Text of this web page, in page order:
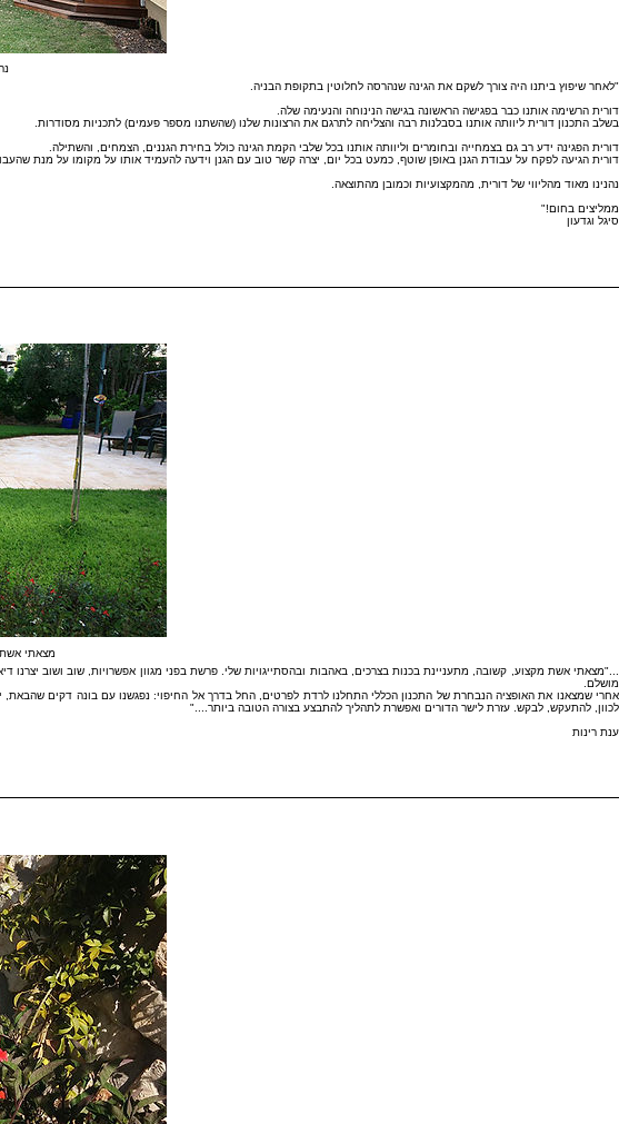
"לאחר שיפוץ ביתנו היה צורך לשקם את הגינה שנהרסה לחלוטין בתקופת הבניה.
דורית הרשימה אותנו כבר בפגישה הראשונה בגישה הנינוחה והנעימה שלה.
בשלב התכנון דורית ליוותה אותנו בסבלנות רבה והצליחה לתרגם את הרצונות שלנו (שהשתנו מספר פעמים) לתכניות מסודרות.
דורית הפגינה ידע רב גם בצמחייה ובחומרים וליוותה אותנו בכל שלבי הקמת הגינה כולל בחירת הגננים, הצמחים, והשתילה.
דורית הגיעה לפקח על עבודת הגנן באופן שוטף, כמעט בכל יום, יצרה קשר טוב עם הגנן וידעה להעמיד אותו על מקומו על מנת
נהנינו מאוד מהליווי של דורית, מהמקצועיות וכמובן מהתוצאה.
ממליצים בחום!"
סיגל וגדעון
מצאתי אשת
..."מצאתי אשת מקצוע, קשובה, מתעניינת בכנות בצרכים, באהבות ובהסתייגויות שלי. פרשת בפני מגוון אפשרויות, שוב ושוב
מושלם.
אחרי שמצאנו את האופציה הנבחרת של התכנון הכללי התחלנו לרדת לפרטים, החל בדרך אל החיפוי: נפגשנו עם בונה דקים
לכוון, להתעקש, לבקש. עזרת לישר הדורים ואפשרת לתהליך להתבצע בצורה הטובה ביותר...."
ענת רינות